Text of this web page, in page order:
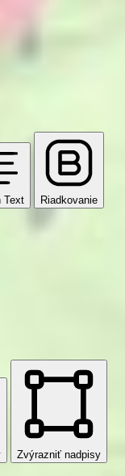
Text Riadkovanie
Zvýrazniť nadpisy